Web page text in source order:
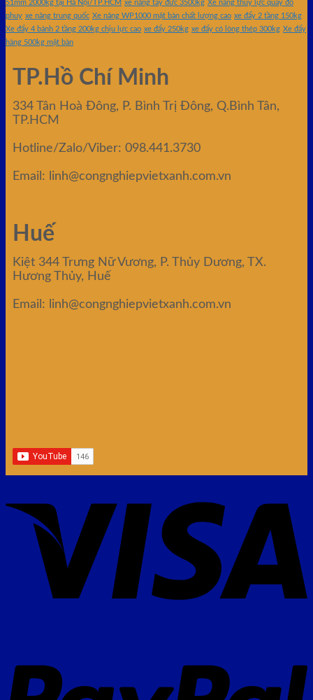
51mm 2000kg tại Hà Nội/TP.HCM xe nâng tay đức 3500kg Xe nâng thủy lực quay đổ
phuy xe nâng trung quốc Xe nâng WP1000 mặt bàn chất lượng cao xe đẩy 2 tầng 150kg
Xe đẩy 4 bánh 2 tầng 200kg chịu lực cao xe đẩy 250kg xe đẩy có lòng thép 300kg Xe đẩy
hàng 500kg mặt bàn
TP.Hồ Chí Minh
334 Tân Hoà Đông, P. Bình Trị Đông, Q.Bình Tân,
TP.HCM
Hotline/Zalo/Viber: 098.441.3730
Email: linh@congnghiepvietxanh.com.vn
Huế
Kiệt 344 Trưng Nữ Vương, P. Thủy Dương, TX.
Hương Thủy, Huế
Email: linh@congnghiepvietxanh.com.vn